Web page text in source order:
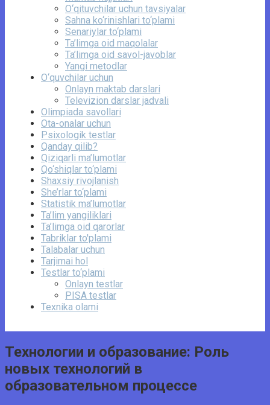
O‘qituvchilar uchun tavsiyalar
Sahna ko‘rinishlari to‘plami
Senariylar to‘plami
Ta’limga oid maqolalar
Ta’limga oid savol-javoblar
Yangi metodlar
O‘quvchilar uchun
Onlayn maktab darslari
Televizion darslar jadvali
Olimpiada savollari
Ota-onalar uchun
Psixologik testlar
Qanday qilib?
Qiziqarli ma’lumotlar
Qo‘shiqlar to‘plami
Shaxsiy rivojlanish
She’rlar to‘plami
Statistik ma’lumotlar
Ta’lim yangiliklari
Ta’limga oid qarorlar
Tabriklar to'plami
Talabalar uchun
Tarjimai hol
Testlar to‘plami
Onlayn testlar
PISA testlar
Texnika olami
Технологии и образование: Роль
новых технологий в
образовательном процессе